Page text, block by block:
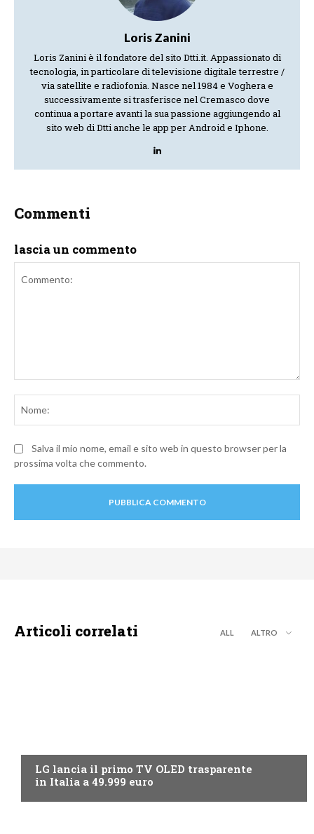
Loris Zanini
Loris Zanini è il fondatore del sito Dtti.it. Appassionato di
tecnologia, in particolare di televisione digitale terrestre /
via satellite e radiofonia. Nasce nel 1984 e Voghera e
successivamente si trasferisce nel Cremasco dove
continua a portare avanti la sua passione aggiungendo al
sito web di Dtti anche le app per Android e Iphone.
Commenti
lascia un commento
Salva il mio nome, email e sito web in questo browser per la
prossima volta che commento.
Articoli correlati ALL ALTRO
LG lancia il primo TV OLED trasparente
in Italia a 49.999 euro